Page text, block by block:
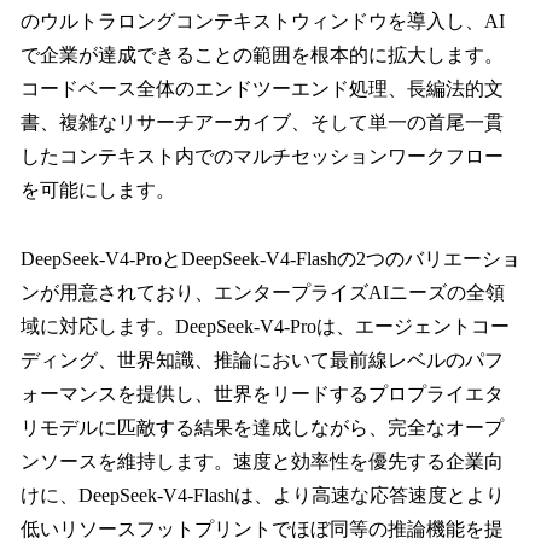
のウルトラロングコンテキストウィンドウを導入し、AI
で企業が達成できることの範囲を根本的に拡大します。
コードベース全体のエンドツーエンド処理、長編法的文
書、複雑なリサーチアーカイブ、そして単一の首尾一貫
したコンテキスト内でのマルチセッションワークフロー
を可能にします。
DeepSeek-V4-ProとDeepSeek-V4-Flashの2つのバリエーショ
ンが用意されており、エンタープライズAIニーズの全領
域に対応します。DeepSeek-V4-Proは、エージェントコー
ディング、世界知識、推論において最前線レベルのパフ
ォーマンスを提供し、世界をリードするプロプライエタ
リモデルに匹敵する結果を達成しながら、完全なオープ
ンソースを維持します。速度と効率性を優先する企業向
けに、DeepSeek-V4-Flashは、より高速な応答速度とより
低いリソースフットプリントでほぼ同等の推論機能を提